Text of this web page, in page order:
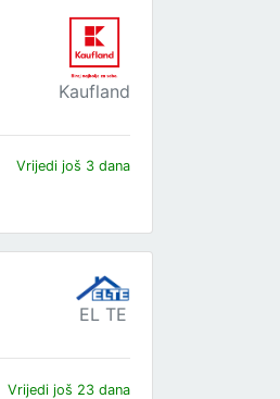
Kaufland
Vrijedi još 3 dana
EL TE
Vrijedi još 23 dana